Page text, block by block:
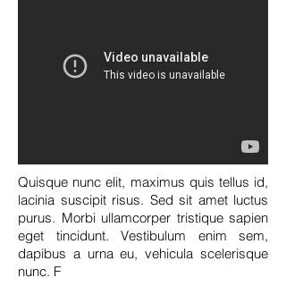
Quisque nunc elit, maximus quis tellus id,
lacinia suscipit risus. Sed sit amet luctus
purus. Morbi ullamcorper tristique sapien
eget tincidunt. Vestibulum enim sem,
dapibus a urna eu, vehicula scelerisque
nunc. F